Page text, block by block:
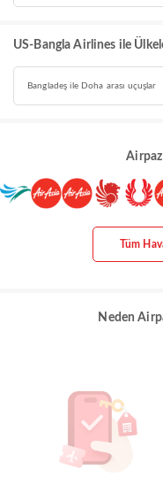
US-Bangla Airlines ile
Bangladeş ile Doha arası uçuşlar
Tüm
Neden